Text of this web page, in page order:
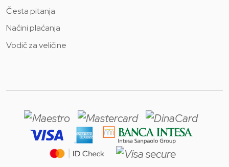
Česta pitanja
Načini plaćanja
Vodič za veličine